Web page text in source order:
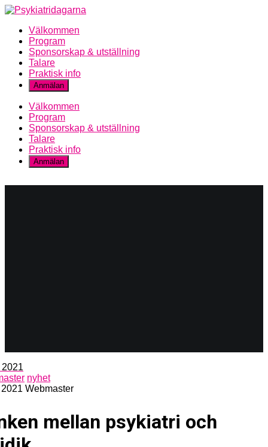
Välkommen
Program
Sponsorskap & utställning
Talare
Praktisk info
Anmälan
Välkommen
Program
Sponsorskap & utställning
Talare
Praktisk info
Anmälan
nyhet
Webmaster
mellan psykiatri och